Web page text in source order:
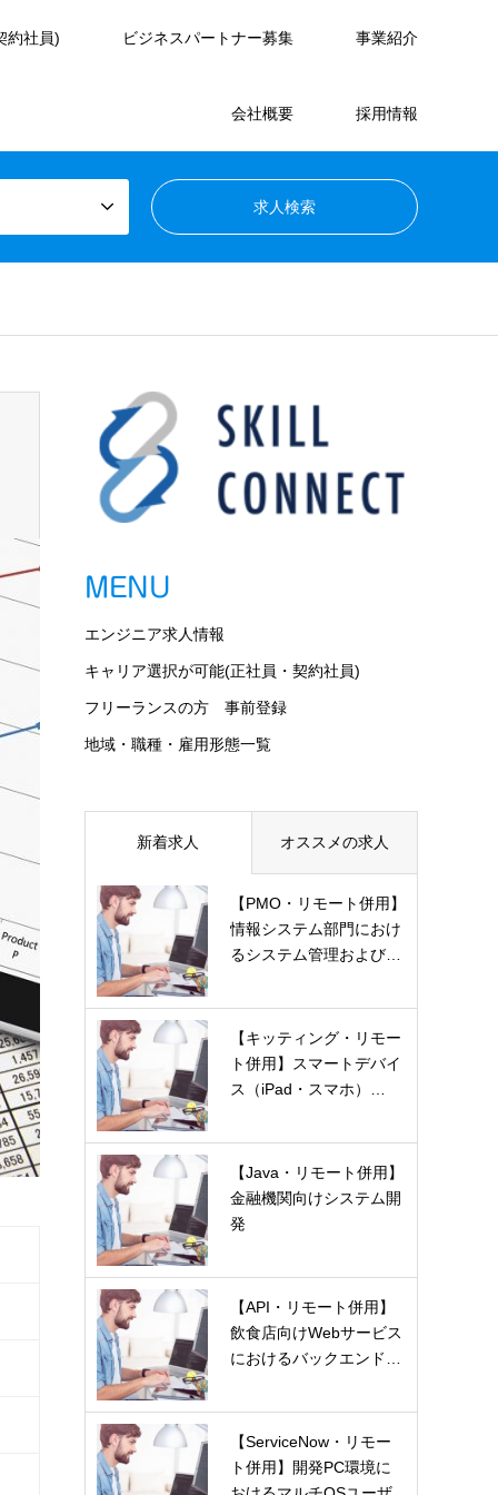
約社員) ビジネスパートナー募集 事業紹介
会社概要 採用情報
MENU
エンジニア求人情報
キャリア選択が可能(正社員・契約社員)
フリーランスの方 事前登録
地域・職種・雇用形態一覧
新着求人 オススメの求人
【PMO・リモート併用】
情報システム部門におけ
るシステム管理および…
【キッティング・リモー
ト併用】スマートデバイ
ス（iPad・スマホ）…
【Java・リモート併用】
金融機関向けシステム開
発
【API・リモート併用】
飲食店向けWebサービス
におけるバックエンド…
【ServiceNow・リモー
ト併用】開発PC環境に